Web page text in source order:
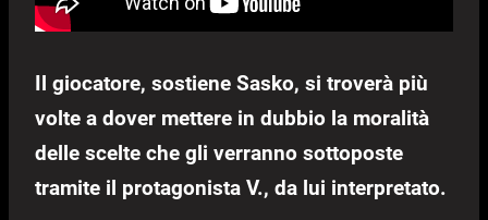
Il giocatore, sostiene Sasko, si troverà più
volte a dover mettere in dubbio la moralità
delle scelte che gli verranno sottoposte
tramite il protagonista V., da lui interpretato.